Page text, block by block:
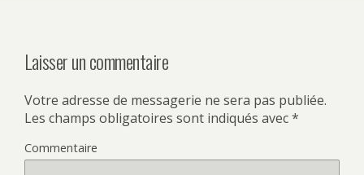
Laisser un commentaire
Votre adresse de messagerie ne sera pas publiée.
Les champs obligatoires sont indiqués avec*
Commentaire